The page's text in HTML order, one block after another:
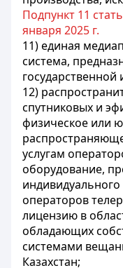
Подпункт 11
января 2025 г.
11) единая
система,
12)
спутниковых и
физическое или
услугам
оборудование,
операторов
лицензию в
обладающих
системами
Казахстан;